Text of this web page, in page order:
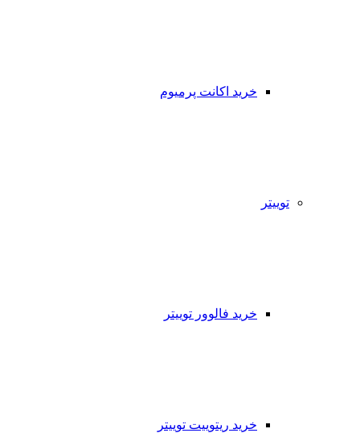
خرید اکانت پرمیوم
توییتر
خرید فالوور توییتر
خرید ریتوییت توییتر